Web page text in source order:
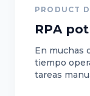
PRODUCT
RPA
En muchas
tiempo
tareas